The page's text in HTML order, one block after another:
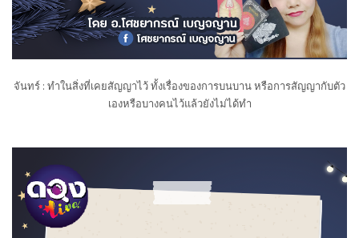
จันทร์ : ทำในสิ่งที่เคยสัญญาไว้ ทั้งเรื่องของการบนบาน หรือการสัญญากับตัว
เองหรือบางคนไว้แล้วยังไม่ได้ทำ